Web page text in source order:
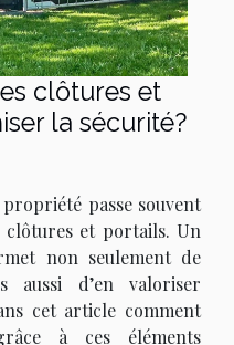
clôtures et
la sécurité?
passe souvent
clôtures et portails. Un
non seulement de
aussi d’en valoriser
cet article comment
à ces éléments